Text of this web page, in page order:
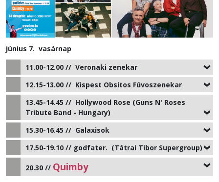
június 7. vasárnap
11.00-12.00 // Veronaki zenekar
12.15-13.00 // Kispest Obsitos Fúvoszenekar
13.45-14.45 // Hollywood Rose (Guns N' Roses
Tribute Band - Hungary)
15.30-16.45 // Galaxisok
17.50-19.10 // godfater. (Tátrai Tibor Supergroup)
20.30 // Quimby